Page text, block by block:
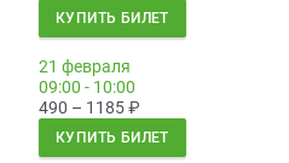
КУПИТЬ БИЛЕТ
21 февраля
09:00 - 10:00
490 – 1185₽
КУПИТЬ БИЛЕТ